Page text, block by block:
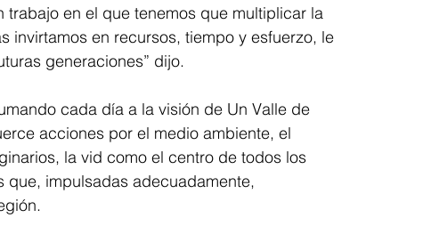
en el que tenemos que multiplicar la
invirtamos en recursos, tiempo y esfuerzo, le
generaciones” dijo.
cada día a la visión de Un Valle de
acciones por el medio ambiente, el
la vid como el centro de todos los
que, impulsadas adecuadamente,